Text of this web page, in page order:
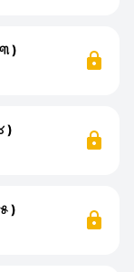
)
)
)